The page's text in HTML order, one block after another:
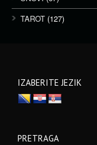
TAROT (127)
IZABERITE JEZIK
PRETRAGA